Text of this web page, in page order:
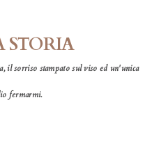
STORIA
il sorriso stampato sul viso ed un'unica
fermarmi.